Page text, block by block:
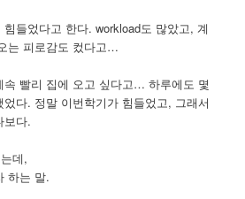
들었다고 한다. workload도 많았고, 계
는 피로감도 컸다고…
속 빨리 집에 오고 싶다고… 하루에도 몇
다. 정말 이번학기가 힘들었고, 그래서
보다.
데,
하는 말.